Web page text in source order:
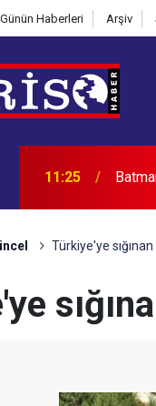
Günün Haberleri Arşiv
11:23 Yılın
Türkiye'ye